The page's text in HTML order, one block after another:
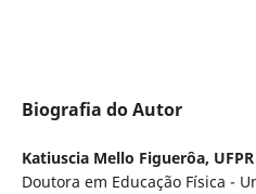
Biografia do Autor
Katiuscia Mello Figuerôa, UFPR
Doutora em Educação Física -